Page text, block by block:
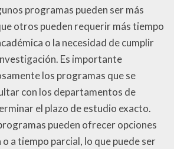
programas pueden ser más
otros pueden requerir más tiempo
o la necesidad de cumplir
Es importante
los programas que se
con los departamentos de
el plazo de estudio exacto.
pueden ofrecer opciones
a tiempo parcial, lo que puede ser